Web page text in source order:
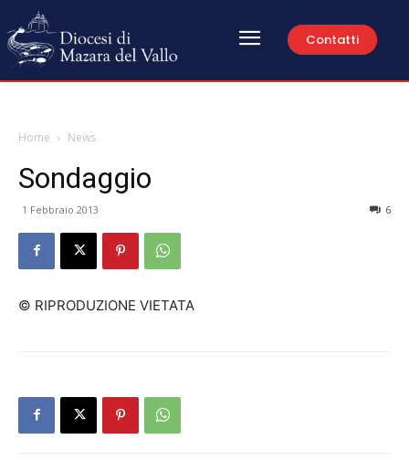
Contatti
Home News
Sondaggio
1 Febbraio 2013 6
© RIPRODUZIONE VIETATA